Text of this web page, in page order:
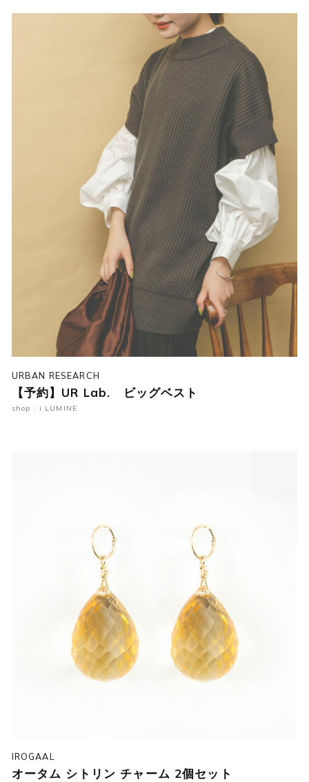
URBAN RESEARCH
【予約】UR Lab. ビッグベスト
shop : i LUMINE
IROGAAL
オータム シトリン チャーム 2個セット